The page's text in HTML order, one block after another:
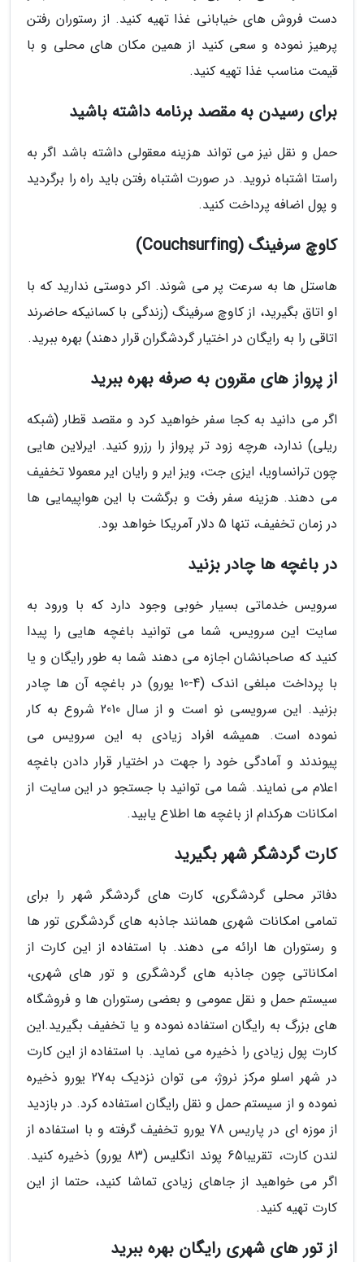
دست فروش های خیابانی غذا تهیه کنید. از رستوران رفتن
پرهیز نموده و سعی کنید از همین مکان های محلی و با
قیمت مناسب غذا تهیه کنید.
برای رسیدن به مقصد برنامه داشته باشید
حمل و نقل نیز می تواند هزینه معقولی داشته باشد اگر به
راستا اشتباه نروید. در صورت اشتباه رفتن باید راه را برگردید
و پول اضافه پرداخت کنید.
کاوچ سرفینگ (Couchsurfing)
هاستل ها به سرعت پر می شوند. اکر دوستی ندارید که با
او اتاق بگیرید، از کاوچ سرفینگ (زندگی با کسانیکه حاضرند
اتاقی را به رایگان در اختیار گردشگران قرار دهند) بهره ببرید.
از پرواز های مقرون به صرفه بهره ببرید
اگر می دانید به کجا سفر خواهید کرد و مقصد قطار (شبکه
ریلی) ندارد، هرچه زود تر پرواز را رزرو کنید. ایرلاین هایی
چون ترانساویا، ایزی جت، ویز ایر و رایان ایر معمولا تخفیف
می دهند. هزینه سفر رفت و برگشت با این هواپیمایی ها
در زمان تخفیف، تنها 5 دلار آمریکا خواهد بود.
در باغچه ها چادر بزنید
سرویس خدماتی بسیار خوبی وجود دارد که با ورود به
سایت این سرویس، شما می توانید باغچه هایی را پیدا
کنید که صاحبانشان اجازه می دهند شما به طور رایگان و یا
با پرداخت مبلغی اندک (4-10 یورو) در باغچه آن ها چادر
بزنید. این سرویسی نو است و از سال 2010 شروع به کار
نموده است. همیشه افراد زیادی به این سرویس می
پیوندند و آمادگی خود را جهت در اختیار قرار دادن باغچه
اعلام می نمایند. شما می توانید با جستجو در این سایت از
امکانات هرکدام از باغچه ها اطلاع یابید.
کارت گردشگر شهر بگیرید
دفاتر محلی گردشگری، کارت های گردشگر شهر را برای
تمامی امکانات شهری همانند جاذبه های گردشگری تور ها
و رستوران ها ارائه می دهند. با استفاده از این کارت از
امکاناتی چون جاذبه های گردشگری و تور های شهری،
سیستم حمل و نقل عمومی و بعضی رستوران ها و فروشگاه
های بزرگ به رایگان استفاده نموده و یا تخفیف بگیرید.این
کارت پول زیادی را ذخیره می نماید. با استفاده از این کارت
در شهر اسلو مرکز نروژ، می توان نزدیک به27 یورو ذخیره
نموده و از سیستم حمل و نقل رایگان استفاده کرد. در بازدید
از موزه ای در پاریس 78 یورو تخفیف گرفته و با استفاده از
لندن کارت، تقریبا65 پوند انگلیس (83 یورو) ذخیره کنید.
اگر می خواهید از جاهای زیادی تماشا کنید، حتما از این
کارت تهیه کنید.
از تور های شهری رایگان بهره ببرید